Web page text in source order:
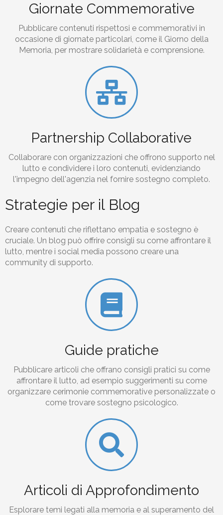
Giornate Commemorative
Pubblicare contenuti rispettosi e commemorativi in
occasione di giornate particolari, come il Giorno della
Memoria, per mostrare solidarietà e comprensione.
Partnership Collaborative
Collaborare con organizzazioni che offrono supporto nel
lutto e condividere i loro contenuti, evidenziando
l'impegno dell'agenzia nel fornire sostegno completo.
Strategie per il Blog
Creare contenuti che riflettano empatia e sostegno è
cruciale. Un blog può offrire consigli su come affrontare il
lutto, mentre i social media possono creare una
community di supporto.
Guide pratiche
Pubblicare articoli che offrano consigli pratici su come
affrontare il lutto, ad esempio suggerimenti su come
organizzare cerimonie commemorative personalizzate o
come trovare sostegno psicologico.
Articoli di Approfondimento
Esplorare temi legati alla memoria e al superamento del